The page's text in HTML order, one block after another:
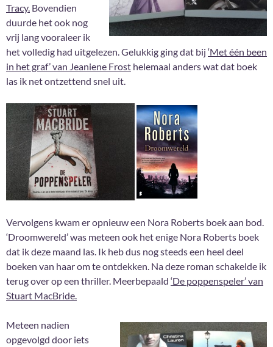
Tracy. Bovendien
duurde het ook nog
vrij lang vooraleer ik
het volledig had uitgelezen. Gelukkig ging dat bij ‘Met één been
in het graf’ van Jeaniene Frost helemaal anders wat dat boek
las ik net ontzettend snel uit.
Vervolgens kwam er opnieuw een Nora Roberts boek aan bod.
‘Droomwereld’ was meteen ook het enige Nora Roberts boek
dat ik deze maand las. Ik heb dus nog steeds een heel deel
boeken van haar om te ontdekken. Na deze roman schakelde ik
terug over op een thriller. Meerbepaald ‘De poppenspeler’ van
Stuart MacBride.
Meteen nadien
opgevolgd door iets